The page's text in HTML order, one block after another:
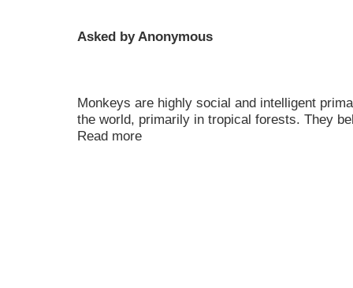
Asked by Anonymous
Monkeys are highly social and intelligent
the world, primarily in tropical forests. They
Read more